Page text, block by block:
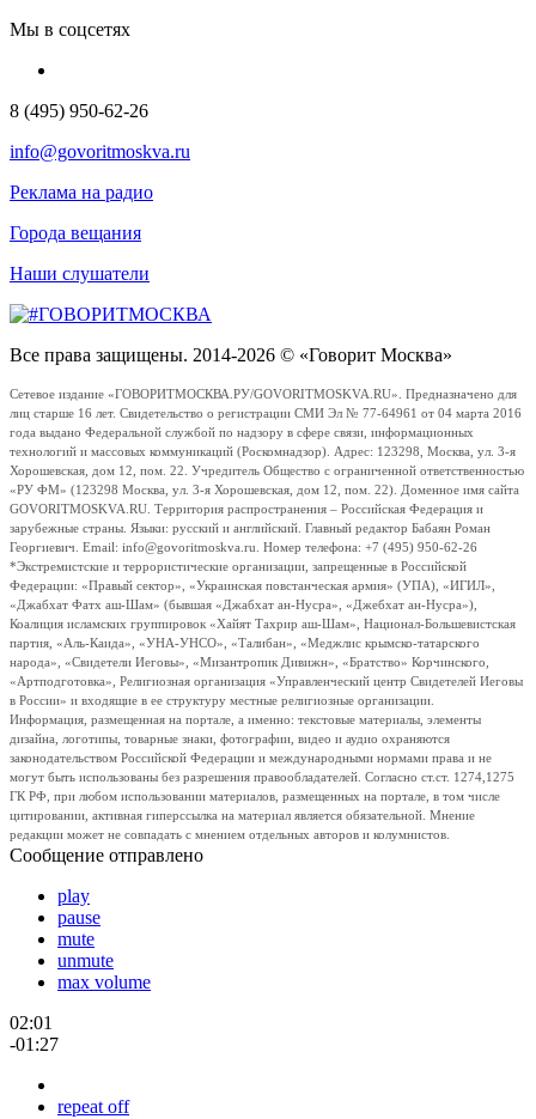
Мы в соцсетях
8 (495) 950-62-26
info@govoritmoskva.ru
Реклама на радио
Города вещания
Наши слушатели
Все права защищены. 2014-2026 © «Говорит Москва»
Сетевое издание «ГОВОРИТМОСКВА.РУ/GOVORITMOSKVA.RU». Предназначено для
лиц старше 16 лет. Свидетельство о регистрации СМИ Эл № 77-64961 от 04 марта 2016
года выдано Федеральной службой по надзору в сфере связи, информационных
технологий и массовых коммуникаций (Роскомнадзор). Адрес: 123298, Москва, ул. 3-я
Хорошевская, дом 12, пом. 22. Учредитель Общество с ограниченной ответственностью
«РУ ФМ» (123298 Москва, ул. 3-я Хорошевская, дом 12, пом. 22). Доменное имя сайта
GOVORITMOSKVA.RU. Территория распространения – Российская Федерация и
зарубежные страны. Языки: русский и английский. Главный редактор Бабаян Роман
Георгиевич. Email: info@govoritmoskva.ru. Номер телефона: +7 (495) 950-62-26
*Экстремистские и террористические организации, запрещенные в Российской
Федерации: «Правый сектор», «Украинская повстанческая армия» (УПА), «ИГИЛ»,
«Джабхат Фатх аш-Шам» (бывшая «Джабхат ан-Нусра», «Джебхат ан-Нусра»),
Коалиция исламских группировок «Хайят Тахрир аш-Шам», Национал-Большевистская
партия, «Аль-Каида», «УНА-УНСО», «Талибан», «Меджлис крымско-татарского
народа», «Свидетели Иеговы», «Мизантропик Дивижн», «Братство» Корчинского,
«Артподготовка», Религиозная организация «Управленческий центр Свидетелей Иеговы
в России» и входящие в ее структуру местные религиозные организации.
Информация, размещенная на портале, а именно: текстовые материалы, элементы
дизайна, логотипы, товарные знаки, фотографии, видео и аудио охраняются
законодательством Российской Федерации и международными нормами права и не
могут быть использованы без разрешения правообладателей. Согласно ст.ст. 1274,1275
ГК РФ, при любом использовании материалов, размещенных на портале, в том числе
цитировании, активная гиперссылка на материал является обязательной. Мнение
редакции может не совпадать с мнением отдельных авторов и колумнистов.
Сообщение отправлено
play
pause
mute
unmute
max volume
02:01
-01:27
repeat off